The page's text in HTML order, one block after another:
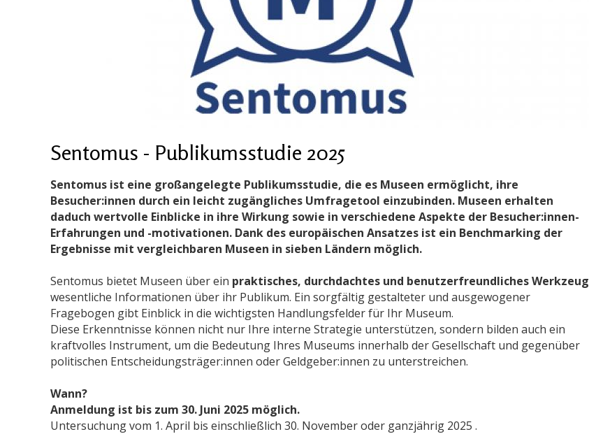
Sentomus - Publikumsstudie 2025
Sentomus ist eine großangelegte Publikumsstudie, die es Museen ermöglicht, ihre
Besucher:innen durch ein leicht zugängliches Umfragetool einzubinden. Museen erhalten
daduch wertvolle Einblicke in ihre Wirkung sowie in verschiedene Aspekte der Besucher:innen-
Erfahrungen und -motivationen. Dank des europäischen Ansatzes ist ein Benchmarking der
Ergebnisse mit vergleichbaren Museen in sieben Ländern möglich.
Sentomus bietet Museen über ein praktisches, durchdachtes und benutzerfreundliches Werkzeug
wesentliche Informationen über ihr Publikum. Ein sorgfältig gestalteter und ausgewogener
Fragebogen gibt Einblick in die wichtigsten Handlungsfelder für Ihr Museum.
Diese Erkenntnisse können nicht nur Ihre interne Strategie unterstützen, sondern bilden auch ein
kraftvolles Instrument, um die Bedeutung Ihres Museums innerhalb der Gesellschaft und gegenüber
politischen Entscheidungsträger:innen oder Geldgeber:innen zu unterstreichen.
Wann?
Anmeldung ist bis zum 30. Juni 2025 möglich.
Untersuchung vom 1. April bis einschließlich 30. November oder ganzjährig 2025 .